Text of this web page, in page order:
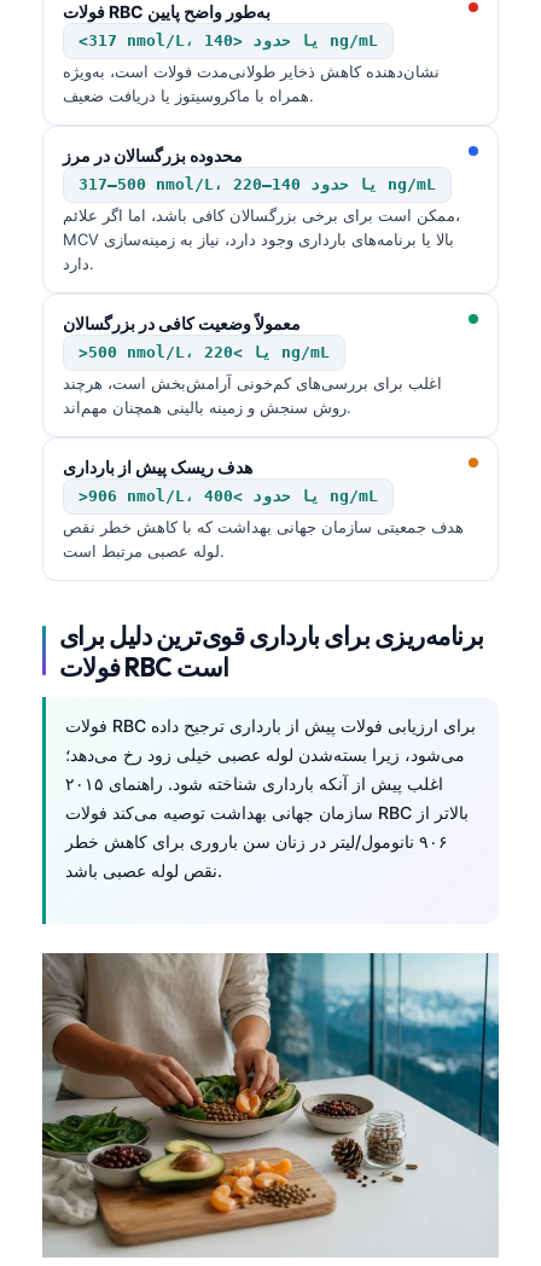
فولات RBC به‌طور واضح پایین
<317 nmol/L، یا حدود <140 ng/mL
نشان‌دهنده کاهش ذخایر طولانی‌مدت فولات است، به‌ویژه
همراه با ماکروسیتوز یا دریافت ضعیف.
محدوده بزرگسالان در مرز
317–500 nmol/L، یا حدود 140–220 ng/mL
ممکن است برای برخی بزرگسالان کافی باشد، اما اگر علائم،
MCV بالا یا برنامه‌های بارداری وجود دارد، نیاز به زمینه‌سازی
دارد.
معمولاً وضعیت کافی در بزرگسالان
>500 nmol/L، یا >220 ng/mL
اغلب برای بررسی‌های کم‌خونی آرامش‌بخش است، هرچند
روش سنجش و زمینه بالینی همچنان مهم‌اند.
هدف ریسک پیش از بارداری
>906 nmol/L، یا حدود >400 ng/mL
هدف جمعیتی سازمان جهانی بهداشت که با کاهش خطر نقص
لوله عصبی مرتبط است.
برنامه‌ریزی برای بارداری قوی‌ترین دلیل برای
فولات RBC است
فولات RBC برای ارزیابی فولات پیش از بارداری ترجیح داده
می‌شود، زیرا بسته‌شدن لوله عصبی خیلی زود رخ می‌دهد؛
اغلب پیش از آنکه بارداری شناخته شود. راهنمای ۲۰۱۵
سازمان جهانی بهداشت توصیه می‌کند فولات RBC بالاتر از
۹۰۶ نانومول/لیتر در زنان سن باروری برای کاهش خطر
نقص لوله عصبی باشد.